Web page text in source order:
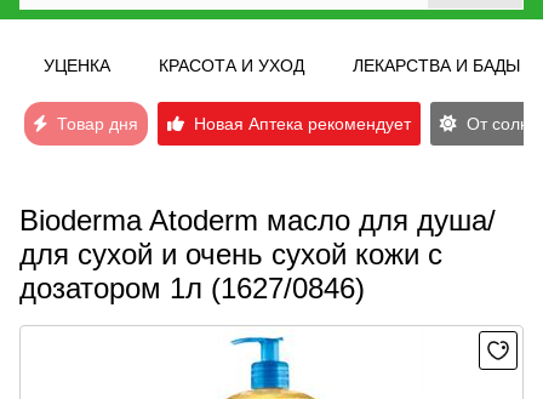
УЦЕНКА КРАСОТА И УХОД ЛЕКАРСТВА И БАДЫ
Товар дня Новая Аптека рекомендует От
Bioderma Atoderm масло для душа/
для сухой и очень сухой кожи с
дозатором 1л (1627/0846)